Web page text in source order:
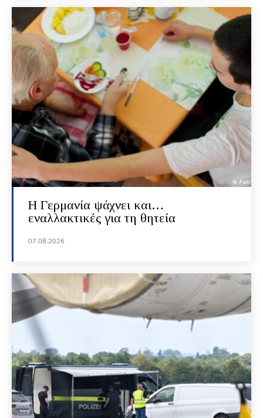
H Γερμανία ψάχνει και…
εναλλακτικές για τη θητεία
07.08.2026